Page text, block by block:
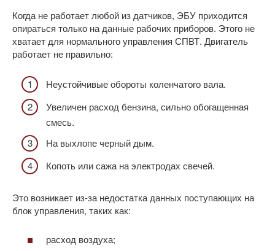
Когда не работает любой из датчиков, ЭБУ приходится
опираться только на данные рабочих приборов. Этого не
хватает для нормального управления СПВТ. Двигатель
работает не правильно:
Неустойчивые обороты коленчатого вала.
Увеличен расход бензина, сильно обогащенная
смесь.
На выхлопе черный дым.
Копоть или сажа на электродах свечей.
Это возникает из-за недостатка данных поступающих на
блок управления, таких как:
расход воздуха;